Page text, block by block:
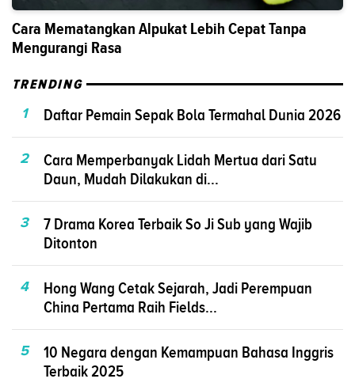
Cara Mematangkan Alpukat Lebih Cepat Tanpa
Mengurangi Rasa
TRENDING
1
Daftar Pemain Sepak Bola Termahal Dunia 2026
2
Cara Memperbanyak Lidah Mertua dari Satu
Daun, Mudah Dilakukan di...
3
7 Drama Korea Terbaik So Ji Sub yang Wajib
Ditonton
4
Hong Wang Cetak Sejarah, Jadi Perempuan
China Pertama Raih Fields...
5
10 Negara dengan Kemampuan Bahasa Inggris
Terbaik 2025